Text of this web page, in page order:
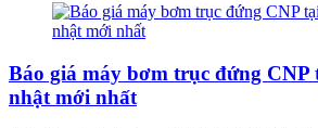
Báo giá máy bơm trục đứng CNP
nhật mới nhất